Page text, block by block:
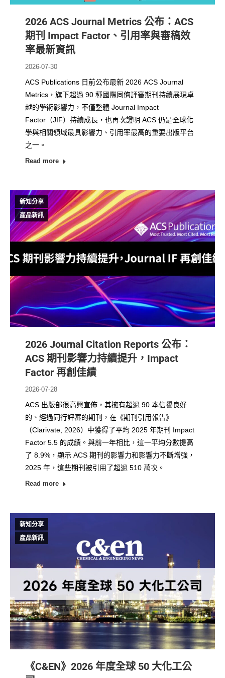
2026 ACS Journal Metrics 公布：ACS
期刊 Impact Factor、引用率與審稿效
率最新資訊
2026-07-30
ACS Publications 日前公布最新 2026 ACS Journal
Metrics，旗下超過 90 種國際同儕評審期刊持續展現卓
越的學術影響力，不僅整體 Journal Impact
Factor（JIF）持續成長，也再次證明 ACS 仍是全球化
學與相關領域最具影響力、引用率最高的重要出版平台
之一。
Read more
新知分享
產品新訊
2026 Journal Citation Reports 公布：
ACS 期刊影響力持續提升，Impact
Factor 再創佳績
2026-07-28
ACS 出版部很高興宣佈，其擁有超過 90 本信譽良好
的、經過同行評審的期刊，在《期刊引用報告》
（Clarivate, 2026）中獲得了平均 2025 年期刊 Impact
Factor 5.5 的成績。與前一年相比，這一平均分數提高
了 8.9%，顯示 ACS 期刊的影響力和影響力不斷增強，
2025 年，這些期刊被引用了超過 510 萬次。
Read more
新知分享
產品新訊
《C&EN》2026 年度全球 50 大化工公